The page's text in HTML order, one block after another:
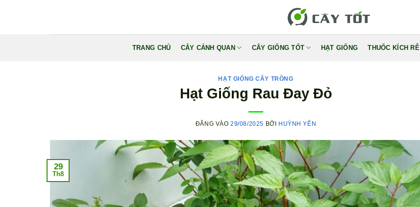
TRANG CHỦ CÂY CẢNH QUAN CÂY GIỐNG TỐT HẠT GIỐNG THUỐC KÍCH RỄ
HẠT GIỐNG CÂY TRỒNG
Hạt Giống Rau Đay Đỏ
ĐĂNG VÀO29/08/2025 BỞI HUỲNH YÊN
29
Th8